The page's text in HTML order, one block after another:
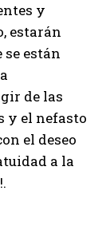
y
estarán
están
de las
y el nefasto
el deseo
a la